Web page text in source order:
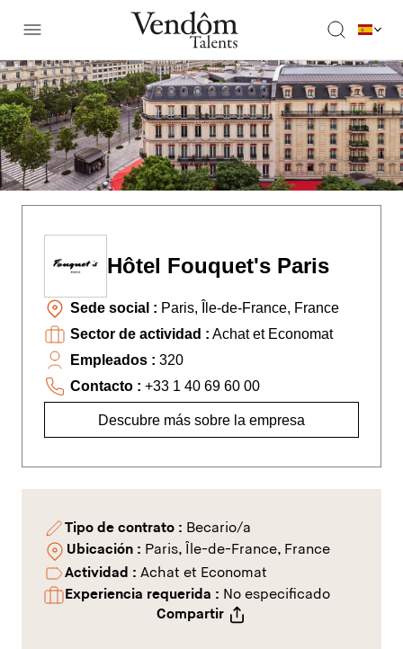
Hôtel Fouquet's Paris
Sede social : Paris, Île-de-France, France
Sector de actividad : Achat et Economat
Empleados : 320
Contacto : +33 1 40 69 60 00
Descubre más sobre la empresa
Tipo de contrato : Becario/a
Ubicación : Paris, Île-de-France, France
Actividad : Achat et Economat
Experiencia requerida : No especificado
Compartir